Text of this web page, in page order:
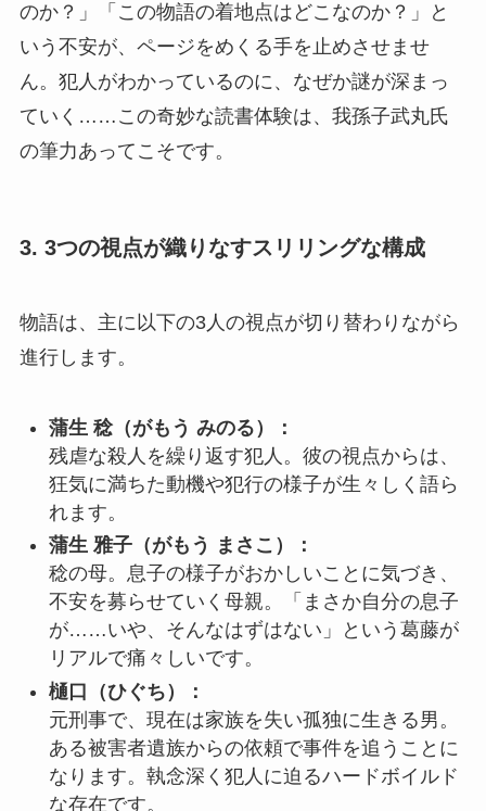
のか？」「この物語の着地点はどこなのか？」と
いう不安が、ページをめくる手を止めさせませ
ん。犯人がわかっているのに、なぜか謎が深まっ
ていく……この奇妙な読書体験は、我孫子武丸氏
の筆力あってこそです。
3. 3つの視点が織りなすスリリングな構成
物語は、主に以下の3人の視点が切り替わりながら
進行します。
蒲生 稔（がもう みのる）：
残虐な殺人を繰り返す犯人。彼の視点からは、
狂気に満ちた動機や犯行の様子が生々しく語ら
れます。
蒲生 雅子（がもう まさこ）：
稔の母。息子の様子がおかしいことに気づき、
不安を募らせていく母親。「まさか自分の息子
が……いや、そんなはずはない」という葛藤が
リアルで痛々しいです。
樋口（ひぐち）：
元刑事で、現在は家族を失い孤独に生きる男。
ある被害者遺族からの依頼で事件を追うことに
なります。執念深く犯人に迫るハードボイルド
な存在です。